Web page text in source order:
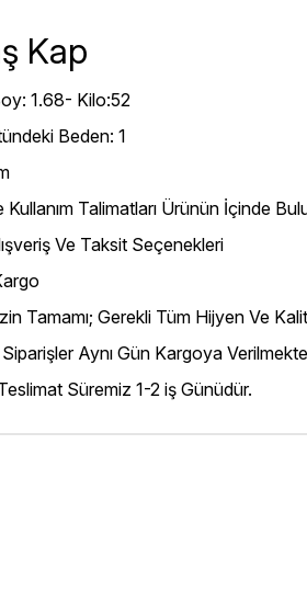
Kap
1.68- Kilo:52
Beden: 1
Kullanım Talimatları Ürünün İçinde
Ve Taksit Seçenekleri
Tamamı; Gerekli Tüm Hijyen Ve
Aynı Gün Kargoya
Süremiz 1-2 iş Günüdür.